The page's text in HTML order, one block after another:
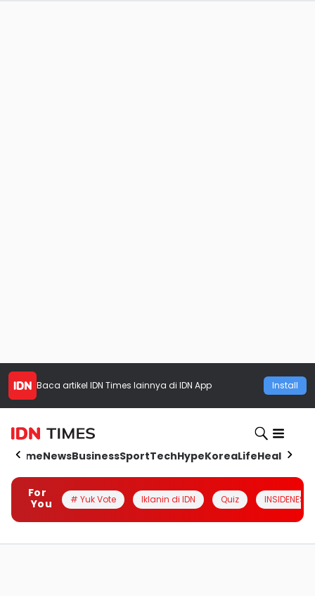
Baca artikel IDN Times lainnya di IDN App Install
HomeNewsBusinessSportTechHypeKoreaLifeHealth
For
You
# Yuk Vote Iklanin di IDN Quiz INSIDENESIA